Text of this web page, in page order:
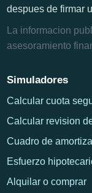
despues de firmar
La informacion
asesoramiento
Simuladores
Calcular cuota
Calcular revision
Cuadro de
Esfuerzo
Alquilar o comprar